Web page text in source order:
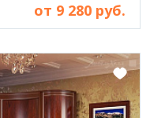
от 9 280 руб.